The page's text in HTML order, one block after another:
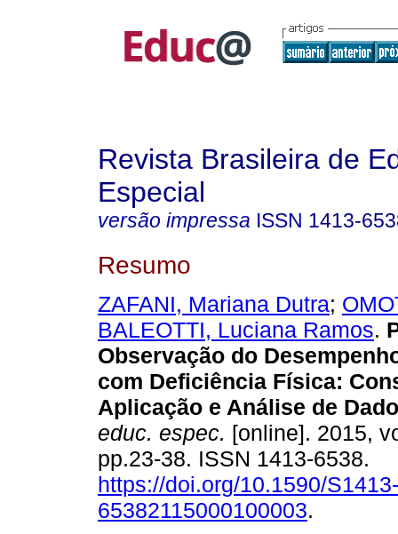
Revista Brasileira de
Especial
versão impressa ISSN 1413-
Resumo
ZAFANI, Mariana Dutra;
BALEOTTI, Luciana Ramos.
Observação do
com Deficiência Física:
Aplicação e Análise de
educ. espec. [online]. 2015,
pp.23-38. ISSN 1413-6538.
https://doi.org/10.1590/S1413-
65382115000100003.